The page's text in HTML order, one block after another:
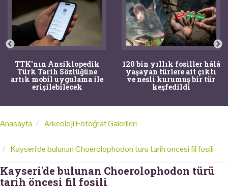
TTK'nın Ansiklopedik
Türk Tarih Sözlüğüne
artık mobil uygulama ile
erişilebilecek
120 bin yıllık fosiller hâlâ
yaşayan türlere ait çıktı
ve nesli kurumuş bir tür
keşfedildi
Anasayfa Arkeoloji Fotoğraf Galerileri
Kayseri'de bulunan Choerolophodon türü tarih öncesi fil fosili
Kayseri'de bulunan Choerolophodon türü
tarih öncesi fil fosili